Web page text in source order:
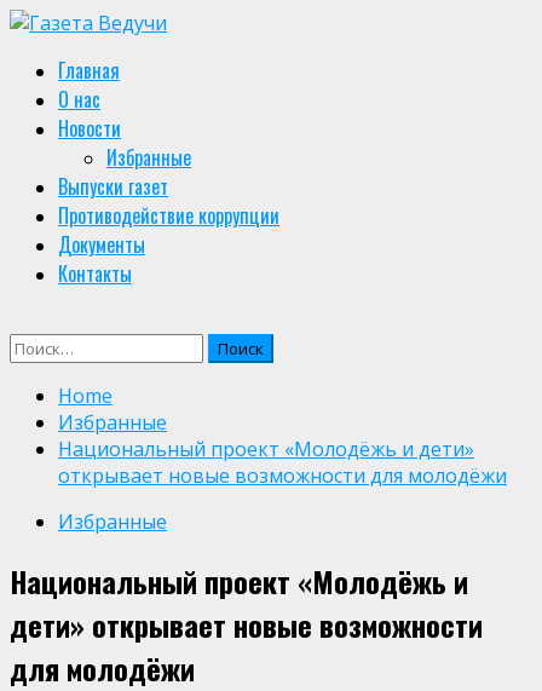
Skip
content
Primary
Menu
Главная
О нас
Новости
Избранные
Выпуски газет
Противодействие коррупции
Документы
Контакты
Найти:
Home
Избранные
Национальный проект «Молодёжь и дети»
открывает новые возможности для молодёжи
Избранные
Национальный проект «Молодёжь и
дети» открывает новые возможности
для молодёжи